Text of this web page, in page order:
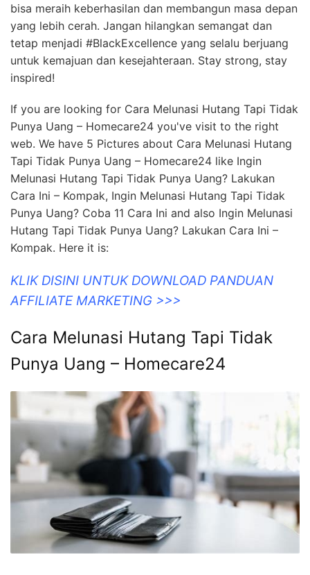
bisa meraih keberhasilan dan membangun masa depan
yang lebih cerah. Jangan hilangkan semangat dan
tetap menjadi #BlackExcellence yang selalu berjuang
untuk kemajuan dan kesejahteraan. Stay strong, stay
inspired!
If you are looking for Cara Melunasi Hutang Tapi Tidak
Punya Uang – Homecare24 you've visit to the right
web. We have 5 Pictures about Cara Melunasi Hutang
Tapi Tidak Punya Uang – Homecare24 like Ingin
Melunasi Hutang Tapi Tidak Punya Uang? Lakukan
Cara Ini – Kompak, Ingin Melunasi Hutang Tapi Tidak
Punya Uang? Coba 11 Cara Ini and also Ingin Melunasi
Hutang Tapi Tidak Punya Uang? Lakukan Cara Ini –
Kompak. Here it is:
KLIK DISINI UNTUK DOWNLOAD PANDUAN
AFFILIATE MARKETING >>>
Cara Melunasi Hutang Tapi Tidak
Punya Uang – Homecare24